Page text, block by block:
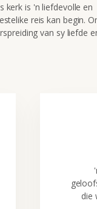
kerk is 'n liefdevolle en
reis kan begin.
van sy liefde
die